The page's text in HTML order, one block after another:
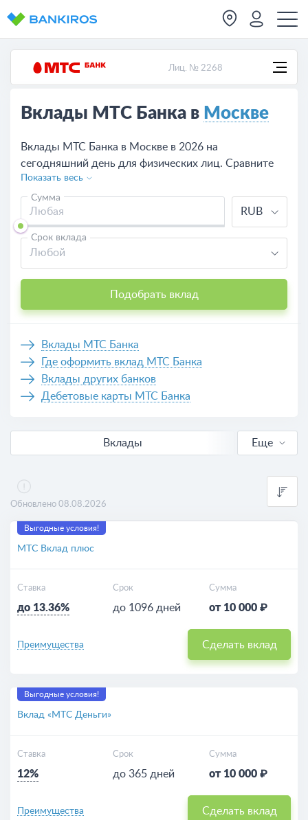
Лиц. № 2268
Вклады МТС Банка в Москве
Вклады МТС Банка в Москве в 2026 на
сегодняшний день для физических лиц. Сравните
предложения по вкладам в МТС Банке, рассчитайте
доходность калькулятором, оформите депозит на
сайте или в одно из отделений банка в Москве.
Показать весь
Сумма
RUB
Срок вклада
Любой
Подобрать вклад
Вклады МТС Банка
Где оформить вклад МТС Банка
Вклады других банков
Дебетовые карты МТС Банка
Вклады
Еще
Обновлено 08.08.2026
Выгодные условия!
МТС Вклад плюс
Ставка
до 13.36%
Срок
до 1096 дней
Сумма
от 10 000 ₽
Преимущества Сделать вклад
Выгодные условия!
Вклад «МТС Деньги»
Ставка
12%
Срок
до 365 дней
Сумма
от 10 000 ₽
Преимущества Сделать вклад